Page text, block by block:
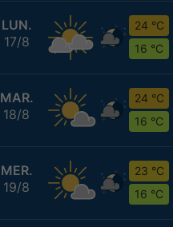
LUN.
17/8
24 °C
16 °C
MAR.
18/8
24 °C
16 °C
MER.
19/8
23 °C
16 °C